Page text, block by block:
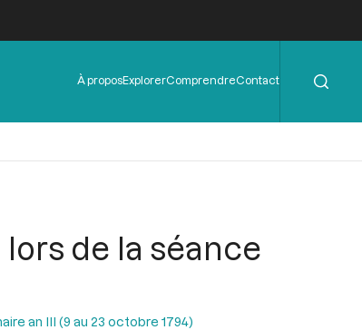
Menu
de
À proposExplorerComprendreContact
de la séance
an III (9 au 23 octobre 1794)